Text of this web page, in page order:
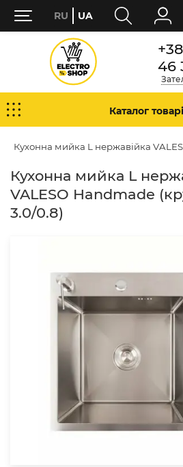
46
Каталог
Кухонна мийка L нержавійка
Кухонна мийка L
VALESO Handmade
3.0/0.8)
RU UA